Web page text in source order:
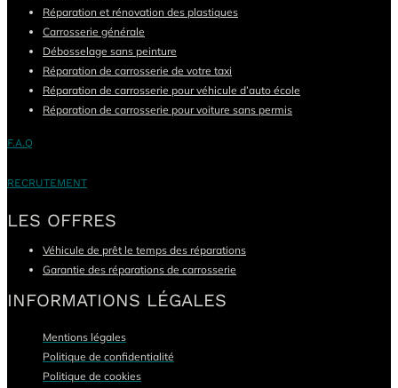
Réparation et rénovation des plastiques
Carrosserie générale
Débosselage sans peinture
Réparation de carrosserie de votre taxi
Réparation de carrosserie pour véhicule d’auto école
Réparation de carrosserie pour voiture sans permis
F.A.Q
RECRUTEMENT
LES OFFRES
Véhicule de prêt le temps des réparations
Garantie des réparations de carrosserie
INFORMATIONS LÉGALES
Mentions légales
Politique de confidentialité
Politique de cookies